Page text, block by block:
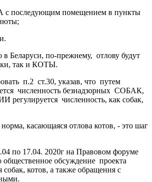
последующим помещением в пункты
в Беларуси, по-прежнему, отлову будут
так и КОТЫ.
п.2 ст.30, указав, что путем
численность безнадзорных СОБАК,
численность, как собак,
касающаяся отлова котов, - это шаг
по 17.04. 2020г на Правовом форуме
общественное обсуждение проекта
котов, а также обращения с